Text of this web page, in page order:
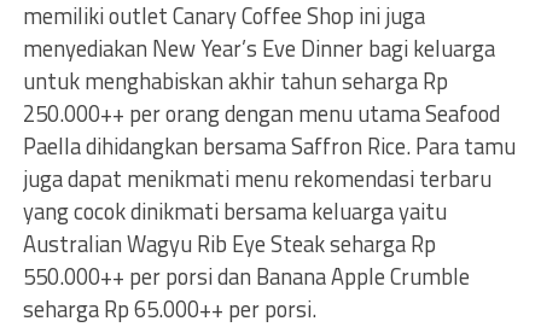
memiliki outlet Canary Coffee Shop ini juga
menyediakan New Year’s Eve Dinner bagi keluarga
untuk menghabiskan akhir tahun seharga Rp
250.000++ per orang dengan menu utama Seafood
Paella dihidangkan bersama Saffron Rice. Para tamu
juga dapat menikmati menu rekomendasi terbaru
yang cocok dinikmati bersama keluarga yaitu
Australian Wagyu Rib Eye Steak seharga Rp
550.000++ per porsi dan Banana Apple Crumble
seharga Rp 65.000++ per porsi.